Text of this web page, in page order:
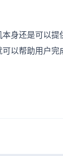
还是可以提供
以帮助用户完